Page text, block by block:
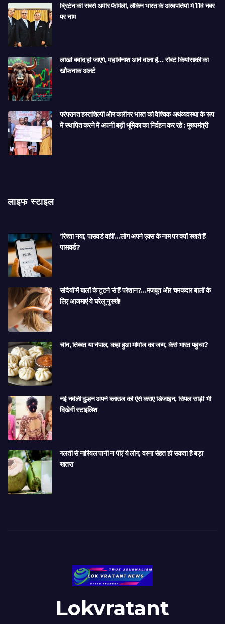
ब्रिटेन की सबसे अमीर फैमिली, लेकिन भारत के अरबपतियों में 11वें नंबर
पर नाम
लाखों बर्बाद हो जाएंगे, महाविनाश आने वाला है… रॉबर्ट कियोसाकी का
खौफनाक अलर्ट
परंपरागत हस्तशिल्पी और कारीगर भारत को वैश्विक अर्थव्यवस्था के रूप
में स्थापित करने में अपनी बड़ी भूमिका का निर्वहन कर रहे : मुख्यमंत्री
लाइफ स्टाइल
‘रिश्ता नया, पासवर्ड वही’…लोग अपने एक्स के नाम पर क्यों रखते हैं
पासवर्ड?
सर्दियों में बालों के टूटने से हैं परेशान?…मजबूत और चमकदार बालों के
लिए आजमाएं ये घरेलू नुस्खे!
चीन, तिब्बत या नेपाल, कहां हुआ मोमोज का जन्म, कैसे भारत पहुंचा?
नई नवेली दुल्हन अपने ब्लाउज को ऐसे कराएं डिजाइन, सिंपल साड़ी भी
दिखेगी स्टाइलिश
गलती से नारियल पानी न पीएं ये लोग, वरना सेहत हो सकता है बड़ा
खतरा
Lokvratant